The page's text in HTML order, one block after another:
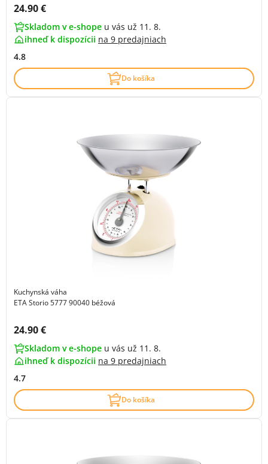
Cena s DPH:
24.90 €
Skladom v e-shope u vás už 11. 8.
ihneď k dispozícii na 9 predajniach
4.8
Do košíka
Kuchynská váha
ETA Storio 5777 90040 béžová
Cena s DPH:
24.90 €
Skladom v e-shope u vás už 11. 8.
ihneď k dispozícii na 9 predajniach
4.7
Do košíka